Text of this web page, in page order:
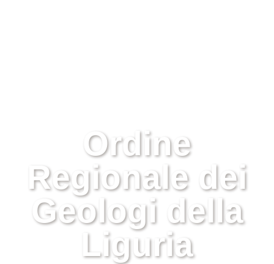
Ordine
Regionale dei
Geologi della
Liguria